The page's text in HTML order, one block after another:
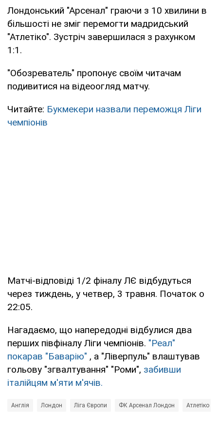
Лондонський "Арсенал" граючи з 10 хвилини в
більшості не зміг перемогти мадридський
"Атлетіко". Зустріч завершилася з рахунком
1:1.
"Обозреватель" пропонує своїм читачам
подивитися на відеоогляд матчу.
Читайте: Букмекери назвали переможця Ліги
чемпіонів
Матчі-відповіді 1/2 фіналу ЛЄ відбудуться
через тиждень, у четвер, 3 травня. Початок о
22:05.
Нагадаємо, що напередодні відбулися два
перших півфіналу Ліги чемпіонів. "Реал"
покарав "Баварію" , а "Ліверпуль" влаштував
гольову "згвалтування" "Роми", забивши
італійцям м'яти м'ячів.
Англія Лондон Ліга Європи ФК Арсенал Лондон Атлетіко